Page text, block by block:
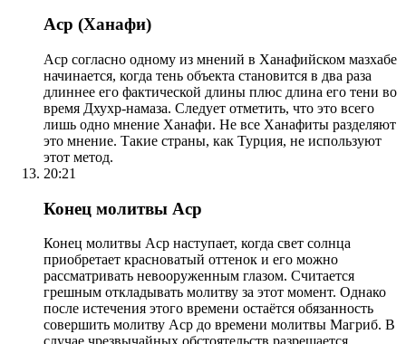
Аср (Ханафи)
Аср согласно одному из мнений в Ханафийском мазхабе
начинается, когда тень объекта становится в два раза
длиннее его фактической длины плюс длина его тени во
время Дхухр-намаза. Следует отметить, что это всего
лишь одно мнение Ханафи. Не все Ханафиты разделяют
это мнение. Такие страны, как Турция, не используют
этот метод.
20:21
Конец молитвы Аср
Конец молитвы Аср наступает, когда свет солнца
приобретает красноватый оттенок и его можно
рассматривать невооруженным глазом. Считается
грешным откладывать молитву за этот момент. Однако
после истечения этого времени остаётся обязанность
совершить молитву Аср до времени молитвы Магриб. В